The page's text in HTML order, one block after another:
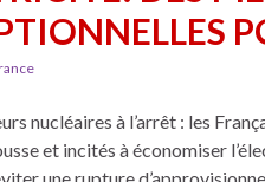
nucléaires à l’arrêt : les
et incités à économiser